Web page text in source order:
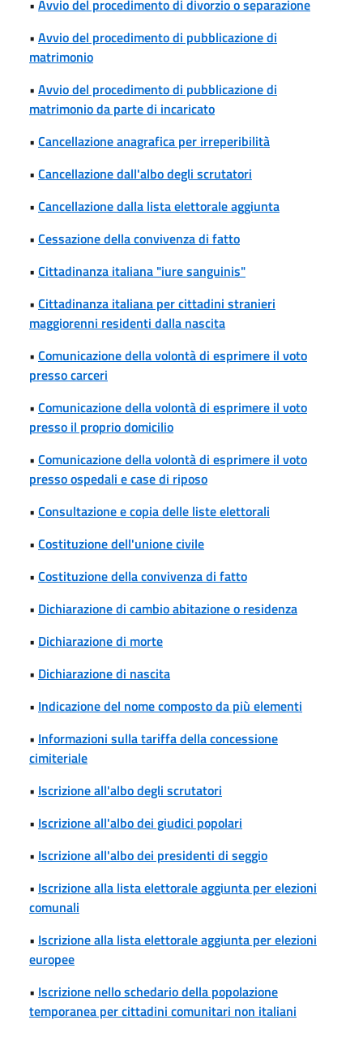
• Avvio del procedimento di divorzio o separazione
• Avvio del procedimento di pubblicazione di
matrimonio
• Avvio del procedimento di pubblicazione di
matrimonio da parte di incaricato
• Cancellazione anagrafica per irreperibilità
• Cancellazione dall'albo degli scrutatori
• Cancellazione dalla lista elettorale aggiunta
• Cessazione della convivenza di fatto
• Cittadinanza italiana "iure sanguinis"
• Cittadinanza italiana per cittadini stranieri
maggiorenni residenti dalla nascita
• Comunicazione della volontà di esprimere il voto
presso carceri
• Comunicazione della volontà di esprimere il voto
presso il proprio domicilio
• Comunicazione della volontà di esprimere il voto
presso ospedali e case di riposo
• Consultazione e copia delle liste elettorali
• Costituzione dell'unione civile
• Costituzione della convivenza di fatto
• Dichiarazione di cambio abitazione o residenza
• Dichiarazione di morte
• Dichiarazione di nascita
• Indicazione del nome composto da più elementi
• Informazioni sulla tariffa della concessione
cimiteriale
• Iscrizione all'albo degli scrutatori
• Iscrizione all'albo dei giudici popolari
• Iscrizione all'albo dei presidenti di seggio
• Iscrizione alla lista elettorale aggiunta per elezioni
comunali
• Iscrizione alla lista elettorale aggiunta per elezioni
europee
• Iscrizione nello schedario della popolazione
temporanea per cittadini comunitari non italiani